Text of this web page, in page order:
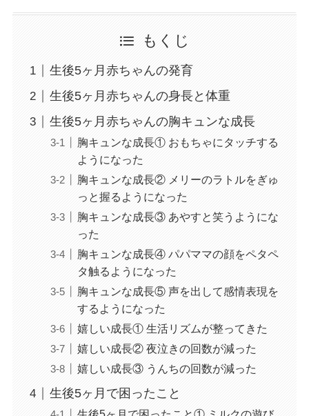
もくじ
生後5ヶ月赤ちゃんの発育
生後5ヶ月赤ちゃんの身長と体重
生後5ヶ月赤ちゃんの胸キュンな成長
胸キュンな成長① おもちゃにタッチする
ようになった
胸キュンな成長② メリーのラトルをぎゅ
っと握るようになった
胸キュンな成長③ あやすと笑うようにな
った
胸キュンな成長④ パパママの顔をペタペ
タ触るようになった
胸キュンな成長⑤ 声を出して感情表現を
するようになった
嬉しい成長① 生活リズムが整ってきた
嬉しい成長② 夜泣きの回数が減った
嬉しい成長③ うんちの回数が減った
生後5ヶ月で困ったこと